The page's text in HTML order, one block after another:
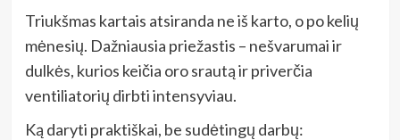
Triukšmas kartais atsiranda ne iš karto, o po kelių
mėnesių. Dažniausia priežastis – nešvarumai ir
dulkės, kurios keičia oro srautą ir priverčia
ventiliatorių dirbti intensyviau.
Ką daryti praktiškai, be sudėtingų darbų: